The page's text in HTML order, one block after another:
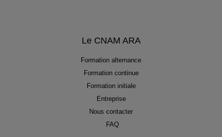
Le CNAM ARA
Formation alternance
Formation continue
Formation initiale
Entreprise
Nous contacter
FAQ